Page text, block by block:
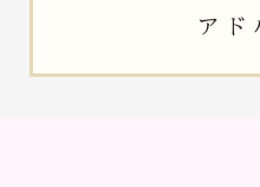
アド